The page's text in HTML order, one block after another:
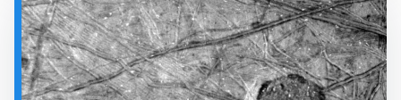
SVEMIR